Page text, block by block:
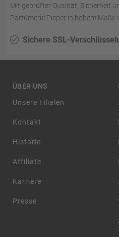
Mit geprüfter Qualität, Sicherheit
Parfümerie Pieper in hohem Maße
Sichere SSL-
ÜBER UNS
Unsere Filialen
Kontakt
Historie
Affiliate
Karriere
Presse